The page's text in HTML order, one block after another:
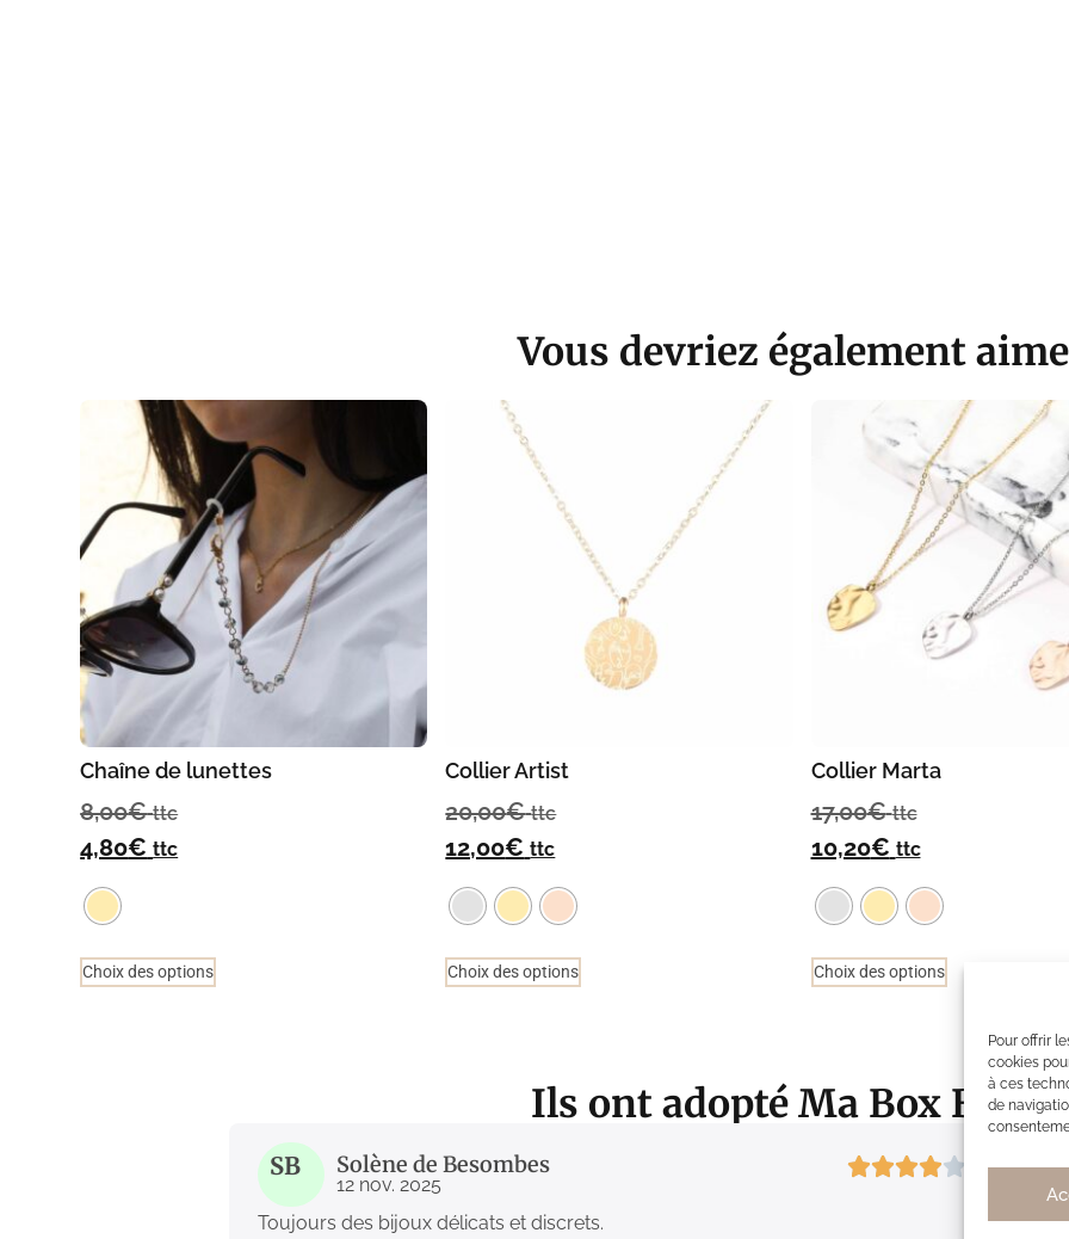
Pour offrir
cookies
à ces
de
Vous devriez également
Chaîne de lunettes
8,00€ ttc
4,80€ ttc
Choix des options
Collier Artist
20,00€ ttc
12,00€ ttc
Choix des options
Collier Marta
17,00€ ttc
10,20€ ttc
Choix des options
Ils ont adopté Ma Box
SB Solène de Besombes
12 nov. 2025
4/5
Toujours des bijoux délicats et discrets.